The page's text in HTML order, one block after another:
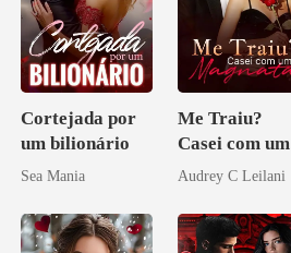
Cortejada por
um bilionário
Sea Mania
Me Traiu?
Casei com um
Magnata
Audrey C Leilani